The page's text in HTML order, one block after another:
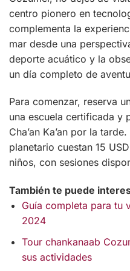
centro pionero en
complementa la
mar desde una
deporte acuático y la
un día completo de
Para comenzar, reserva
una escuela certificada y
Cha’an Ka’an por la
planetario cuestan 15
niños, con sesiones
También te puede
Guía completa para tu
2024
Tour chankanaab
sus actividades